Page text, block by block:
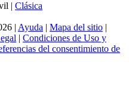
| Clásica
| Ayuda | Mapa del sitio |
| Condiciones de Uso y
del consentimiento de